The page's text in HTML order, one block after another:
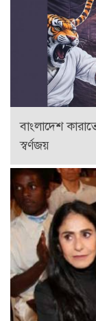
বাংলাদেশ
স্বর্ণজয়